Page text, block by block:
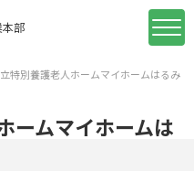
本部
特別養護老人ホームマイホームはるみ
ームマイホームは